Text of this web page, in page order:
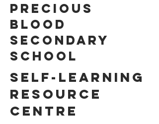
Precious
Blood
Secondary
School
Self-Learning
Resource
Centre